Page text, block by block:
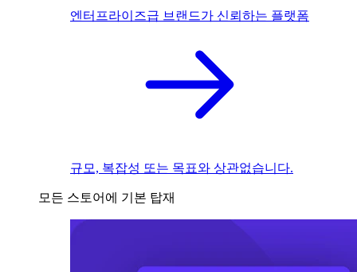
엔터프라이즈급 브랜드가 신뢰하는 플랫폼
규모, 복잡성 또는 목표와 상관없습니다.
모든 스토어에 기본 탑재